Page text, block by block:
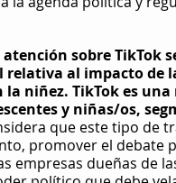
sobre TikTok
relativa al impacto de
la niñez. TikTok es
y niñas/os,
que este tipo de
promover el debate
empresas dueñas de